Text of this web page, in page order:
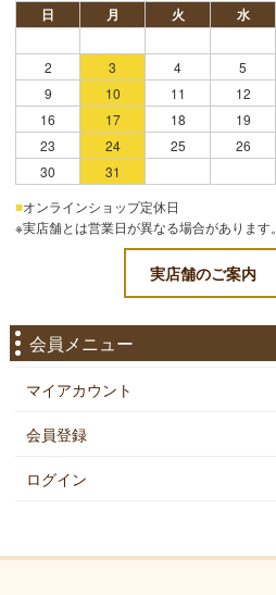
日 月 火 水
2
3 4 5
9
10 11 12
16
17 18 19
23
24 25 26
30
31
■オンラインショップ定休日
※実店舗とは営業日が異なる場合があります。
実店舗のご案内
会員メニュー
マイアカウント
会員登録
ログイン